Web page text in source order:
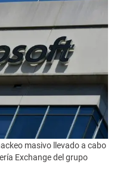
masivo llevado a cabo
Exchange del grupo